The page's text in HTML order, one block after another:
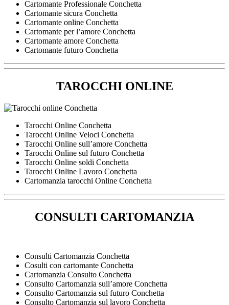
Cartomante Professionale Conchetta
Cartomante sicura Conchetta
Cartomante online Conchetta
Cartomante per l’amore Conchetta
Cartomante amore Conchetta
Cartomante futuro Conchetta
TAROCCHI ONLINE
Tarocchi Online Conchetta
Tarocchi Online Veloci Conchetta
Tarocchi Online sull’amore Conchetta
Tarocchi Online sul futuro Conchetta
Tarocchi Online soldi Conchetta
Tarocchi Online Lavoro Conchetta
Cartomanzia tarocchi Online Conchetta
CONSULTI CARTOMANZIA
Consulti Cartomanzia Conchetta
Cosulti con cartomante Conchetta
Cartomanzia Consulto Conchetta
Consulto Cartomanzia sull’amore Conchetta
Consulto Cartomanzia sul futuro Conchetta
Consulto Cartomanzia sul lavoro Conchetta